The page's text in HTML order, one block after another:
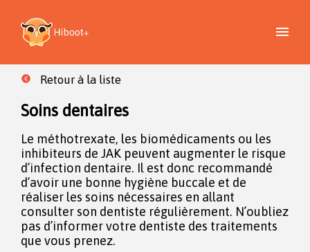
Retour à la liste
Soins dentaires
Le méthotrexate, les biomédicaments ou les
inhibiteurs de JAK peuvent augmenter le risque
d’infection dentaire. Il est donc recommandé
d’avoir une bonne hygiène buccale et de
réaliser les soins nécessaires en allant
consulter son dentiste régulièrement. N’oubliez
pas d’informer votre dentiste des traitements
que vous prenez.